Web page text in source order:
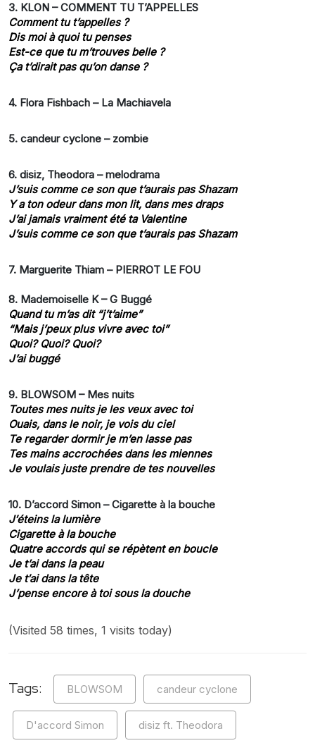
3. KLON – COMMENT TU T’APPELLES
Comment tu t’appelles ?
Dis moi à quoi tu penses
Est-ce que tu m’trouves belle ?
Ça t’dirait pas qu’on danse ?
4. Flora Fishbach – La Machiavela
5. candeur cyclone – zombie
6. disiz, Theodora – melodrama
J’suis comme ce son que t’aurais pas Shazam
Y a ton odeur dans mon lit, dans mes draps
J’ai jamais vraiment été ta Valentine
J’suis comme ce son que t’aurais pas Shazam
7. Marguerite Thiam – PIERROT LE FOU
8. Mademoiselle K – G Buggé
Quand tu m’as dit “j’t’aime”
“Mais j’peux plus vivre avec toi”
Quoi? Quoi? Quoi?
J’ai buggé
9. BLOWSOM – Mes nuits
Toutes mes nuits je les veux avec toi
Ouais, dans le noir, je vois du ciel
Te regarder dormir je m’en lasse pas
Tes mains accrochées dans les miennes
Je voulais juste prendre de tes nouvelles
10. D’accord Simon – Cigarette à la bouche
J′éteins la lumière
Cigarette à la bouche
Quatre accords qui se répètent en boucle
Je t’ai dans la peau
Je t′ai dans la tête
J’pense encore à toi sous la douche
(Visited 58 times, 1 visits today)
Tags: BLOWSOM candeur cyclone
D'accord Simon disiz ft. Theodora